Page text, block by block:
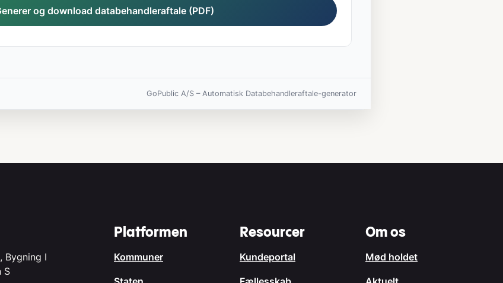
og download databehandleraftale (PDF)
GoPublic A/S – Automatisk Databehandleraftale-generator
Bygning I
S
Platformen
Kommuner
Resourcer
Kundeportal
Om os
Mød holdet